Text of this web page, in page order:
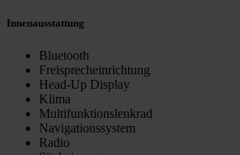
Innenausstattung
Bluetooth
Freisprecheinrichtung
Head-Up Display
Klima
Multifunktionslenkrad
Navigationssystem
Radio